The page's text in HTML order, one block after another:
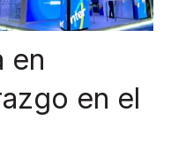
en
en el